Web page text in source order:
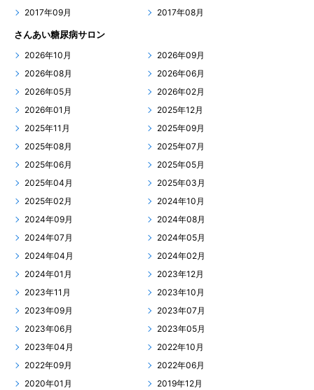
2017年09月
2017年08月
さんあい糖尿病サロン
2026年10月
2026年09月
2026年08月
2026年06月
2026年05月
2026年02月
2026年01月
2025年12月
2025年11月
2025年09月
2025年08月
2025年07月
2025年06月
2025年05月
2025年04月
2025年03月
2025年02月
2024年10月
2024年09月
2024年08月
2024年07月
2024年05月
2024年04月
2024年02月
2024年01月
2023年12月
2023年11月
2023年10月
2023年09月
2023年07月
2023年06月
2023年05月
2023年04月
2022年10月
2022年09月
2022年06月
2020年01月
2019年12月